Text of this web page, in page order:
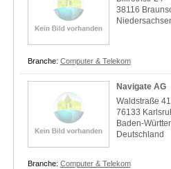
38116
Branche: Computer & Telekom
Navigate AG
Waldstraße
76133
Baden-
Deutschland
Branche: Computer & Telekom